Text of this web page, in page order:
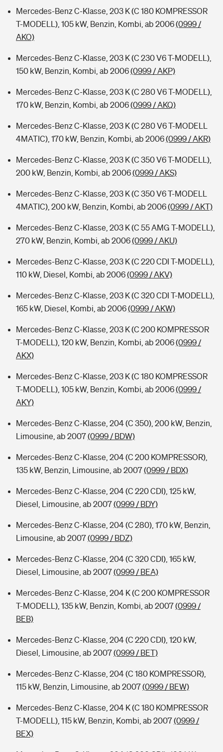
Mercedes-Benz C-Klasse, 203 K (C 180 KOMPRESSOR
T-MODELL), 105 kW, Benzin, Kombi, ab 2006(0999 /
AKO)
Mercedes-Benz C-Klasse, 203 K (C 230 V6 T-MODELL),
150 kW, Benzin, Kombi, ab 2006(0999 / AKP)
Mercedes-Benz C-Klasse, 203 K (C 280 V6 T-MODELL),
170 kW, Benzin, Kombi, ab 2006(0999 / AKQ)
Mercedes-Benz C-Klasse, 203 K (C 280 V6 T-MODELL
4MATIC), 170 kW, Benzin, Kombi, ab 2006(0999 / AKR)
Mercedes-Benz C-Klasse, 203 K (C 350 V6 T-MODELL),
200 kW, Benzin, Kombi, ab 2006(0999 / AKS)
Mercedes-Benz C-Klasse, 203 K (C 350 V6 T-MODELL
4MATIC), 200 kW, Benzin, Kombi, ab 2006(0999 / AKT)
Mercedes-Benz C-Klasse, 203 K (C 55 AMG T-MODELL),
270 kW, Benzin, Kombi, ab 2006(0999 / AKU)
Mercedes-Benz C-Klasse, 203 K (C 220 CDI T-MODELL),
110 kW, Diesel, Kombi, ab 2006(0999 / AKV)
Mercedes-Benz C-Klasse, 203 K (C 320 CDI T-MODELL),
165 kW, Diesel, Kombi, ab 2006(0999 / AKW)
Mercedes-Benz C-Klasse, 203 K (C 200 KOMPRESSOR
T-MODELL), 120 kW, Benzin, Kombi, ab 2006(0999 /
AKX)
Mercedes-Benz C-Klasse, 203 K (C 180 KOMPRESSOR
T-MODELL), 105 kW, Benzin, Kombi, ab 2006(0999 /
AKY)
Mercedes-Benz C-Klasse, 204 (C 350), 200 kW, Benzin,
Limousine, ab 2007(0999 / BDW)
Mercedes-Benz C-Klasse, 204 (C 200 KOMPRESSOR),
135 kW, Benzin, Limousine, ab 2007(0999 / BDX)
Mercedes-Benz C-Klasse, 204 (C 220 CDI), 125 kW,
Diesel, Limousine, ab 2007(0999 / BDY)
Mercedes-Benz C-Klasse, 204 (C 280), 170 kW, Benzin,
Limousine, ab 2007(0999 / BDZ)
Mercedes-Benz C-Klasse, 204 (C 320 CDI), 165 kW,
Diesel, Limousine, ab 2007(0999 / BEA)
Mercedes-Benz C-Klasse, 204 K (C 200 KOMPRESSOR
T-MODELL), 135 kW, Benzin, Kombi, ab 2007(0999 /
BEB)
Mercedes-Benz C-Klasse, 204 (C 220 CDI), 120 kW,
Diesel, Limousine, ab 2007(0999 / BET)
Mercedes-Benz C-Klasse, 204 (C 180 KOMPRESSOR),
115 kW, Benzin, Limousine, ab 2007(0999 / BEW)
Mercedes-Benz C-Klasse, 204 K (C 180 KOMPRESSOR
T-MODELL), 115 kW, Benzin, Kombi, ab 2007(0999 /
BEX)